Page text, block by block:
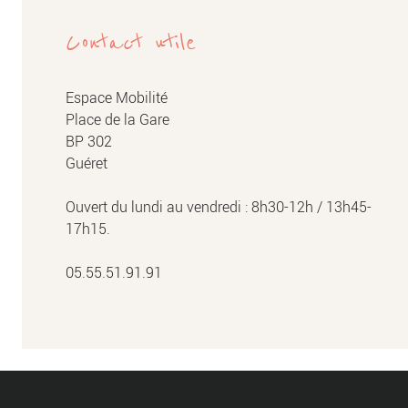
Contact utile
Espace Mobilité
Place de la Gare
BP 302
Guéret
Ouvert du lundi au vendredi : 8h30-12h / 13h45-
17h15.
05.55.51.91.91